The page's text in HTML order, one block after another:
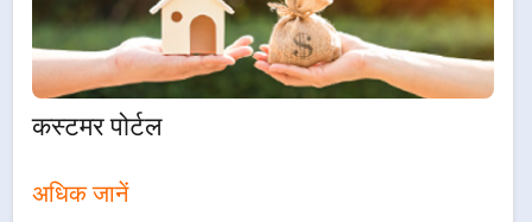
कस्टमर पोर्टल
अधिक जानें